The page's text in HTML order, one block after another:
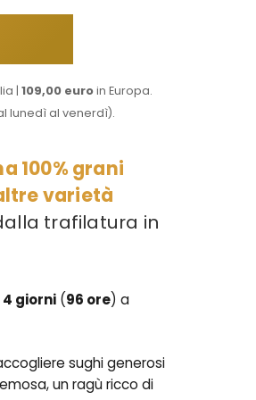
| 109,00 euroin Europa.
lunedì al venerdì).
100% grani
varietà
trafilatura in
4 giorni (96 ore) a
sughi generosi
un ragù ricco di